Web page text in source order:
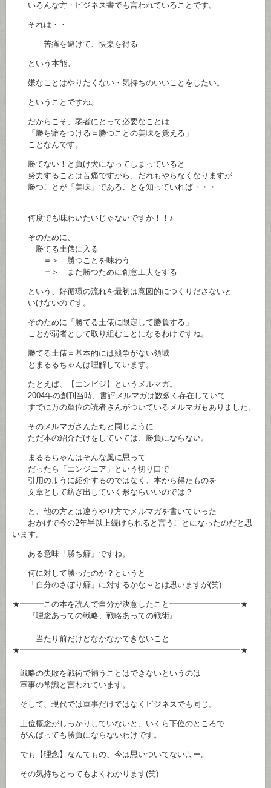
いろんな方・ビジネス書でも言われていることです。
それは・・
苦痛を避けて、快楽を得る
という本能。
嫌なことはやりたくない・気持ちのいいことをしたい。
ということですね。
だからこそ、弱者にとって必要なことは
「勝ち癖をつける＝勝つことの美味を覚える」
ことなんです。
勝てない！と負け犬になってしまっていると
努力することは苦痛ですから、だれもやらなくなりますが
勝つことが「美味」であることを知っていれば・・・
何度でも味わいたいじゃないですか！！♪
そのために、
勝てる土俵に入る
＝＞ 勝つことを味わう
＝＞ また勝つために創意工夫をする
という、好循環の流れを最初は意図的につくりださないと
いけないのです。
そのために「勝てる土俵に限定して勝負する」
ことが弱者として取り組むことになるわけですね。
勝てる土俵＝基本的には競争がない領域
とまるるちゃんは理解しています。
たとえば、【エンビジ】というメルマガ。
2004年の創刊当時、書評メルマガは数多く存在していて
すでに万の単位の読者さんがついているメルマガもありました。
そのメルマガさんたちと同じように
ただ本の紹介だけをしていては、勝負にならない。
まるるちゃんはそんな風に思って
だったら「エンジニア」という切り口で
引用のように紹介するのではなく、本から得たものを
文章として紡ぎ出していく形ならいいのでは？
と、他の方とは違うやり方でメルマガを書いていった
おかげで今の2年半以上続けられると言うことになったのだと思
います。
ある意味「勝ち癖」ですね。
何に対して勝ったのか？というと
「自分のさぼり癖」に対するかな～とは思いますが(笑)
★━━━この本を読んで自分が決意したこと━━━━━━━━━★
『理念あっての戦略、戦略あっての戦術』
当たり前だけどなかなかできないこと
★━━━━━━━━━━━━━━━━━━━━━━━━━━━━★
戦略の失敗を戦術で補うことはできないというのは
軍事の常識と言われています。
そして、現代では軍事だけではなくビジネスでも同じ。
上位概念がしっかりしていないと、いくら下位のところで
がんばっても勝負にならないわけです。
でも【理念】なんてもの、今は思いついてないよー。
その気持ちとってもよくわかります(笑)